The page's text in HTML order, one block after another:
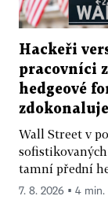
Hackeři
pracovníci
hedgeové
Wall Street v
tamní přední
7. 8. 2026 ▪ 4 min.